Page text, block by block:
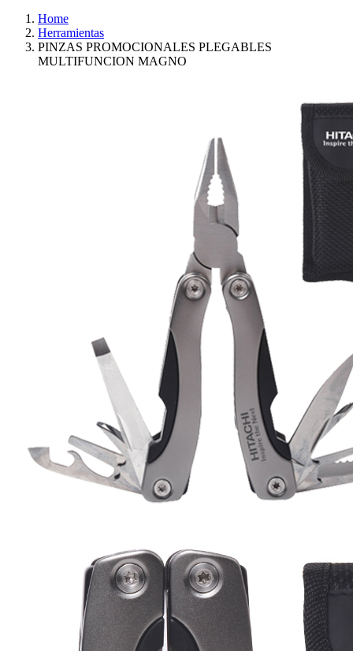
Home
Herramientas
PINZAS PROMOCIONALES PLEGABLES
MULTIFUNCION MAGNO